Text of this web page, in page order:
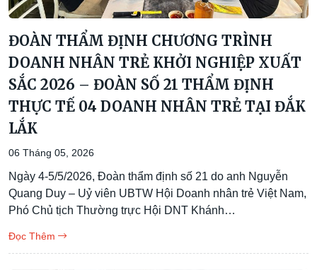
ĐOÀN THẨM ĐỊNH CHƯƠNG TRÌNH
DOANH NHÂN TRẺ KHỞI NGHIỆP XUẤT
SẮC 2026 – ĐOÀN SỐ 21 THẨM ĐỊNH
THỰC TẾ 04 DOANH NHÂN TRẺ TẠI ĐẮK
LẮK
06 Tháng 05, 2026
Ngày 4-5/5/2026, Đoàn thẩm định số 21 do anh Nguyễn
Quang Duy – Uỷ viên UBTW Hội Doanh nhân trẻ Việt Nam,
Phó Chủ tịch Thường trực Hội DNT Khánh…
Đọc Thêm